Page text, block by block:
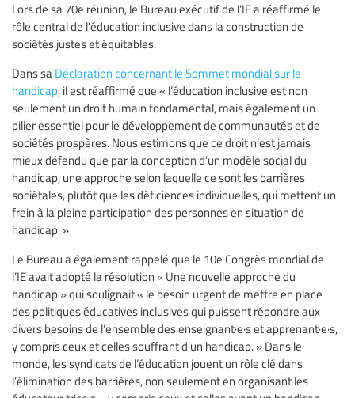
Lors de sa 70e réunion, le Bureau exécutif de l’IE a réaffirmé le
rôle central de l’éducation inclusive dans la construction de
sociétés justes et équitables.
Dans sa Déclaration concernant le Sommet mondial sur le
handicap, il est réaffirmé que « l’éducation inclusive est non
seulement un droit humain fondamental, mais également un
pilier essentiel pour le développement de communautés et de
sociétés prospères. Nous estimons que ce droit n’est jamais
mieux défendu que par la conception d’un modèle social du
handicap, une approche selon laquelle ce sont les barrières
sociétales, plutôt que les déficiences individuelles, qui mettent un
frein à la pleine participation des personnes en situation de
handicap. »
Le Bureau a également rappelé que le 10e Congrès mondial de
l’IE avait adopté la résolution « Une nouvelle approche du
handicap » qui soulignait « le besoin urgent de mettre en place
des politiques éducatives inclusives qui puissent répondre aux
divers besoins de l’ensemble des enseignant·e·s et apprenant·e·s,
y compris ceux et celles souffrant d’un handicap. » Dans le
monde, les syndicats de l’éducation jouent un rôle clé dans
l’élimination des barrières, non seulement en organisant les